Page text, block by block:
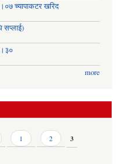
च्यापाकटर खरिद
सप्लाई)
more
1 2 3